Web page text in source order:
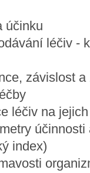
účinku
léčiv -
závislost
léčiv na
index)